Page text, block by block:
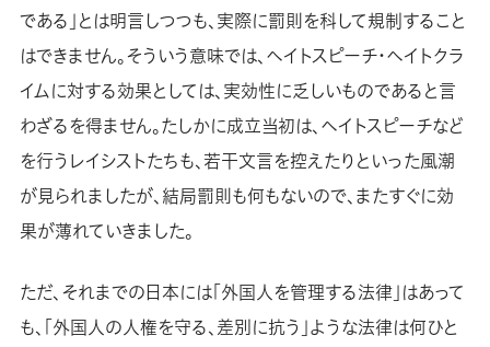
である」とは明言しつつも、実際に罰則を科して規制すること
はできません。そういう意味では、ヘイトスピーチ・ヘイトクラ
イムに対する効果としては、実効性に乏しいものであると言
わざるを得ません。たしかに成立当初は、ヘイトスピーチなど
を行うレイシストたちも、若干文言を控えたりといった風潮
が見られましたが、結局罰則も何もないので、またすぐに効
果が薄れていきました。
ただ、それまでの日本には「外国人を管理する法律」はあって
も、「外国人の人権を守る、差別に抗う」ような法律は何ひと